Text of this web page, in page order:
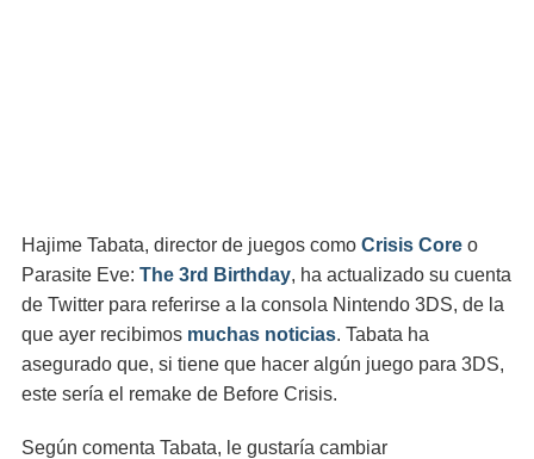
Hajime Tabata, director de juegos como Crisis Core o
Parasite Eve: The 3rd Birthday, ha actualizado su cuenta
de Twitter para referirse a la consola Nintendo 3DS, de la
que ayer recibimos muchas noticias. Tabata ha
asegurado que, si tiene que hacer algún juego para 3DS,
este sería el remake de Before Crisis.
Según comenta Tabata, le gustaría cambiar